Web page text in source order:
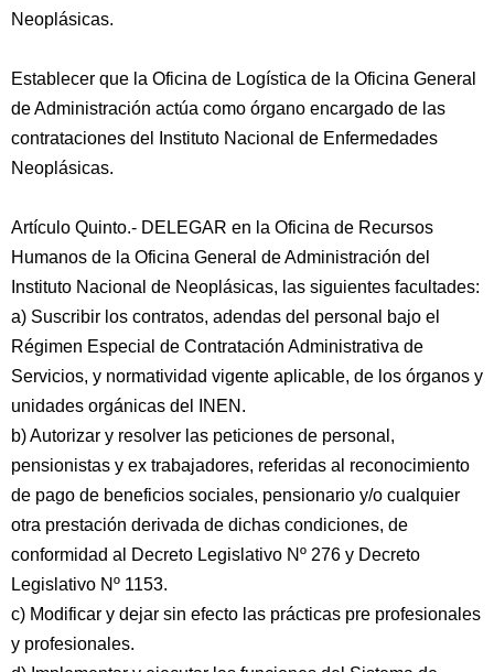
Neoplásicas.
Establecer que la Oficina de Logística de la Oficina General
de Administración actúa como órgano encargado de las
contrataciones del Instituto Nacional de Enfermedades
Neoplásicas.
Artículo Quinto.- DELEGAR en la Oficina de Recursos
Humanos de la Oficina General de Administración del
Instituto Nacional de Neoplásicas, las siguientes facultades:
a) Suscribir los contratos, adendas del personal bajo el
Régimen Especial de Contratación Administrativa de
Servicios, y normatividad vigente aplicable, de los órganos y
unidades orgánicas del INEN.
b) Autorizar y resolver las peticiones de personal,
pensionistas y ex trabajadores, referidas al reconocimiento
de pago de beneficios sociales, pensionario y/o cualquier
otra prestación derivada de dichas condiciones, de
conformidad al Decreto Legislativo Nº 276 y Decreto
Legislativo Nº 1153.
c) Modificar y dejar sin efecto las prácticas pre profesionales
y profesionales.